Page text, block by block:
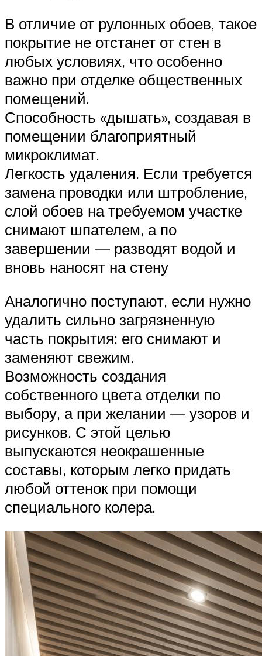
В отличие от рулонных обоев, такое
покрытие не отстанет от стен в
любых условиях, что особенно
важно при отделке общественных
помещений.
Способность «дышать», создавая в
помещении благоприятный
микроклимат.
Легкость удаления. Если требуется
замена проводки или штробление,
слой обоев на требуемом участке
снимают шпателем, а по
завершении — разводят водой и
вновь наносят на стену
Аналогично поступают, если нужно
удалить сильно загрязненную
часть покрытия: его снимают и
заменяют свежим.
Возможность создания
собственного цвета отделки по
выбору, а при желании — узоров и
рисунков. С этой целью
выпускаются неокрашенные
составы, которым легко придать
любой оттенок при помощи
специального колера.